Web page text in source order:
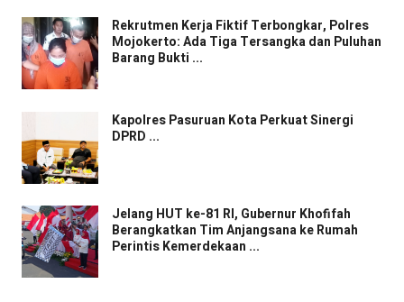
Rekrutmen Kerja Fiktif Terbongkar, Polres
Mojokerto: Ada Tiga Tersangka dan Puluhan
Barang Bukti ...
Kapolres Pasuruan Kota Perkuat Sinergi
DPRD ...
Jelang HUT ke-81 RI, Gubernur Khofifah
Berangkatkan Tim Anjangsana ke Rumah
Perintis Kemerdekaan ...